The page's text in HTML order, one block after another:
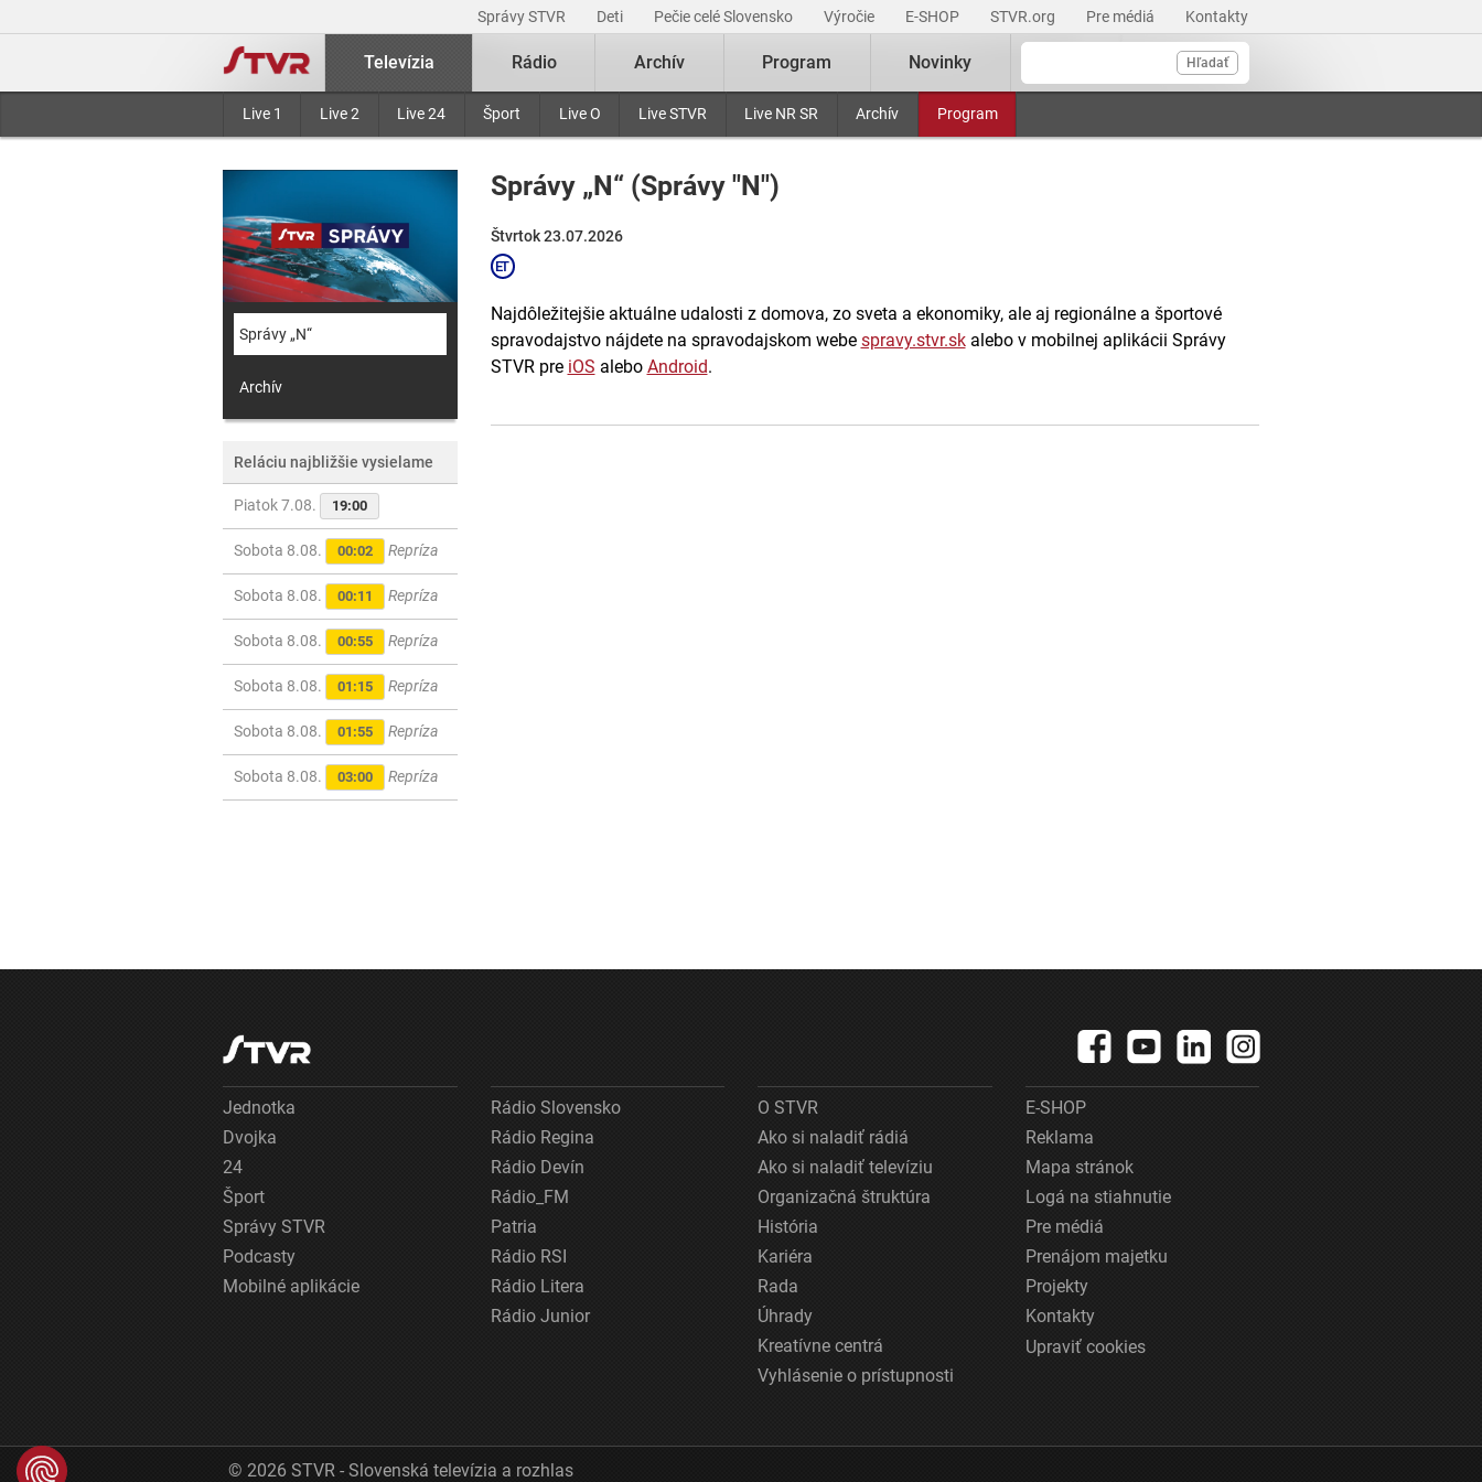
Správy STVR Deti Pečie celé Slovensko Výročie E-SHOP STVR.org Pre médiá Kontakty
Hľadať
Televízia
Live 1 Live 2 Live 24 Šport Live O Live STVR Live NR SR Archív Program
Rádio Archív Program Novinky
Správy „N“
Archív
Reláciu najbližšie vysielame
Piatok 7.08. 19:00
Sobota 8.08. 00:02 Repríza
Sobota 8.08. 00:11 Repríza
Sobota 8.08. 00:55 Repríza
Sobota 8.08. 01:15 Repríza
Sobota 8.08. 01:55 Repríza
Sobota 8.08. 03:00 Repríza
Správy „N“ (Správy "N")
Štvrtok 23.07.2026
Najdôležitejšie aktuálne udalosti z domova, zo sveta a ekonomiky, ale aj regionálne a športové
spravodajstvo nájdete na spravodajskom webe spravy.stvr.skalebo v mobilnej aplikácii Správy
STVR pre iOS alebo Android.
Jednotka
Dvojka
24
Šport
Správy STVR
Podcasty
Mobilné aplikácie
Rádio Slovensko
Rádio Regina
Rádio Devín
Rádio_FM
Patria
Rádio RSI
Rádio Litera
Rádio Junior
O STVR
Ako si naladiť rádiá
Ako si naladiť televíziu
Organizačná štruktúra
História
Kariéra
Rada
Úhrady
Kreatívne centrá
Vyhlásenie o prístupnosti
E-SHOP
Reklama
Mapa stránok
Logá na stiahnutie
Pre médiá
Prenájom majetku
Projekty
Kontakty
Upraviť cookies
© 2026 STVR - Slovenská televízia a rozhlas